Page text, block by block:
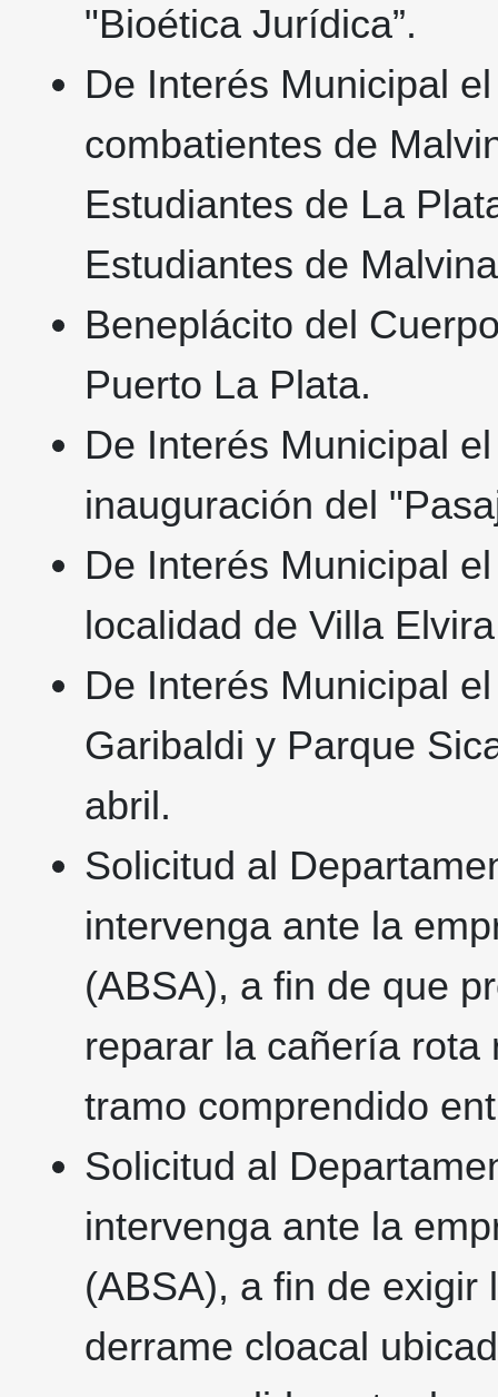
"Bioética Jurídica”.
De Interés Municipal
combatientes de
Estudiantes de La
Estudiantes de
Beneplácito del
Puerto La Plata.
De Interés Municipal
inauguración del
De Interés Municipal
localidad de Villa
De Interés Municipal
Garibaldi y Parque
abril.
Solicitud al
intervenga ante la
(ABSA), a fin de que
reparar la cañería rota
tramo comprendido
Solicitud al
intervenga ante la
(ABSA), a fin de exigir
derrame cloacal